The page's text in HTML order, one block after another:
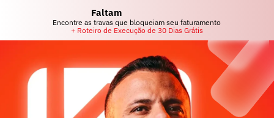
Encontre as travas que bloqueiam seu faturamento
+ Roteiro de Execução de 30 Dias Grátis
Faltam